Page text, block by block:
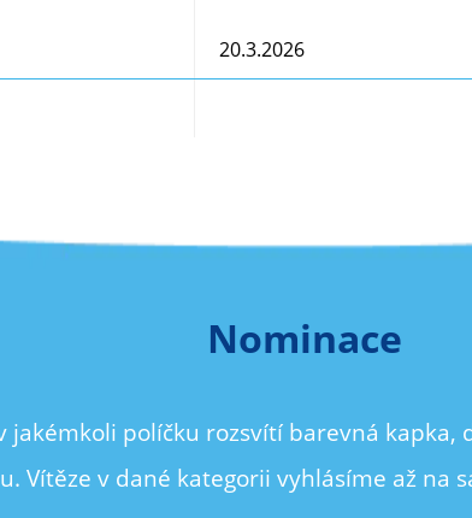
20.3.2026
Nominace
jakémkoli políčku rozsvítí barevná kapka,
Vítěze v dané kategorii vyhlásíme až na